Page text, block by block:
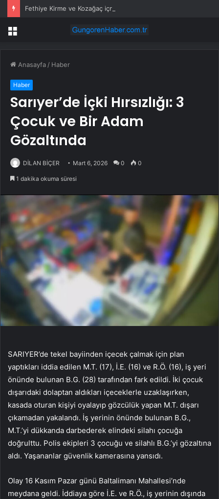
Fethiye Kirme ve Kozağaç içme suyu hatları yenileniyor
Menü
Anasayfa / Haber
Haber
Sarıyer’de İçki Hırsızlığı: 3
Çocuk ve Bir Adam
Gözaltında
DİLAN BİÇER Mart 6, 2026 0 0
1 dakika okuma süresi
SARIYER’de tekel bayiinden içecek çalmak için plan
yaptıkları iddia edilen M.T. (17), İ.E. (16) ve R.Ö. (16), iş yeri
önünde bulunan B.G. (28) tarafından fark edildi. İki çocuk
dışarıdaki dolaptan aldıkları içeceklerle uzaklaşırken,
kasada oturan kişiyi oyalayıp gözcülük yapan M.T. dışarı
çıkamadan yakalandı. İş yerinin önünde bulunan B.G.,
M.T.’yi dükkanda darbederek elindeki silahı çocuğa
doğrulttu. Polis ekipleri 3 çocuğu ve silahlı B.G.’yi gözaltına
aldı. Yaşananlar güvenlik kamerasına yansıdı.
Olay 16 Kasım Pazar günü Baltalimanı Mahallesi’nde
meydana geldi. İddiaya göre İ.E. ve R.Ö., iş yerinin dışında